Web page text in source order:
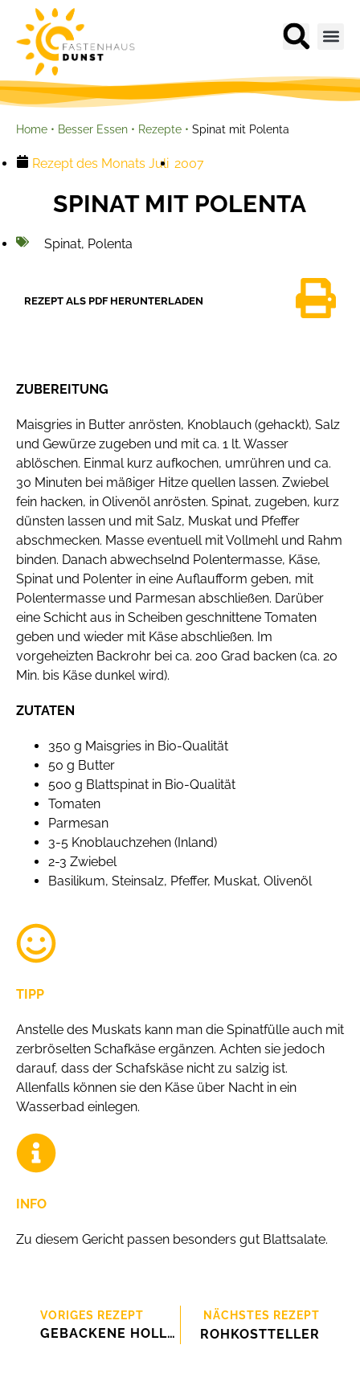
Home • Besser Essen • Rezepte • Spinat mit Polenta
Rezept des Monats Juli 2007
SPINAT MIT POLENTA
Spinat, Polenta
REZEPT ALS PDF HERUNTERLADEN
ZUBEREITUNG
Maisgries in Butter anrösten, Knoblauch (gehackt), Salz
und Gewürze zugeben und mit ca. 1 lt. Wasser
ablöschen. Einmal kurz aufkochen, umrühren und ca.
30 Minuten bei mäßiger Hitze quellen lassen. Zwiebel
fein hacken, in Olivenöl anrösten. Spinat, zugeben, kurz
dünsten lassen und mit Salz, Muskat und Pfeffer
abschmecken. Masse eventuell mit Vollmehl und Rahm
binden. Danach abwechselnd Polentermasse, Käse,
Spinat und Polenter in eine Auflaufform geben, mit
Polentermasse und Parmesan abschließen. Darüber
eine Schicht aus in Scheiben geschnittene Tomaten
geben und wieder mit Käse abschließen. Im
vorgeheizten Backrohr bei ca. 200 Grad backen (ca. 20
Min. bis Käse dunkel wird).
ZUTATEN
350 g Maisgries in Bio-Qualität
50 g Butter
500 g Blattspinat in Bio-Qualität
Tomaten
Parmesan
3-5 Knoblauchzehen (Inland)
2-3 Zwiebel
Basilikum, Steinsalz, Pfeffer, Muskat, Olivenöl
TIPP
Anstelle des Muskats kann man die Spinatfülle auch mit
zerbröselten Schafkäse ergänzen. Achten sie jedoch
darauf, dass der Schafskäse nicht zu salzig ist.
Allenfalls können sie den Käse über Nacht in ein
Wasserbad einlegen.
INFO
Zu diesem Gericht passen besonders gut Blattsalate.
VORIGES REZEPT
GEBACKENE HOLLUNDERBLÜTEN
NÄCHSTES REZEPT
ROHKOSTTELLER